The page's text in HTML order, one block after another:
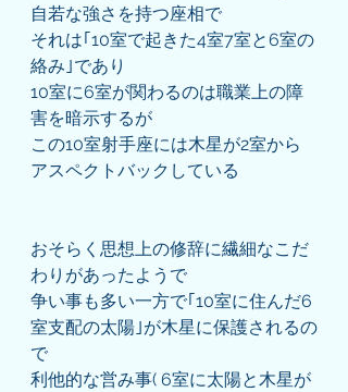
自若な強さを持つ座相で
それは｢10室で起きた4室7室と6室の
絡み｣であり
10室に6室が関わるのは職業上の障
害を暗示するが
この10室射手座には木星が2室から
アスペクトバックしている
おそらく思想上の修辞に繊細なこだ
わりがあったようで
争い事も多い一方で｢10室に住んだ6
室支配の太陽｣が木星に保護されるの
で
利他的な営み事( 6室に太陽と木星が